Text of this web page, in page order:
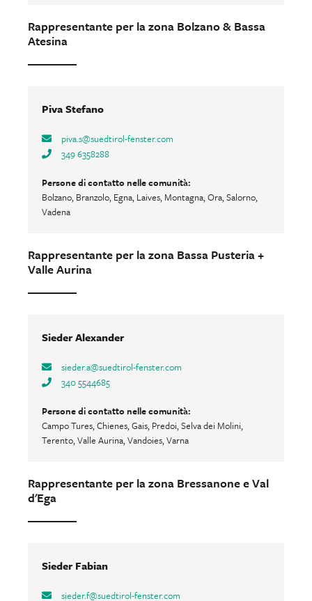
Rappresentante per la zona Bolzano & Bassa
Atesina
Piva Stefano
piva.s@suedtirol-fenster.com
349 6358288
Persone di contatto nelle comunità:
Bolzano, Branzolo, Egna, Laives, Montagna, Ora, Salorno,
Vadena
Rappresentante per la zona Bassa Pusteria +
Valle Aurina
Sieder Alexander
sieder.a@suedtirol-fenster.com
340 5544685
Persone di contatto nelle comunità:
Campo Tures, Chienes, Gais, Predoi, Selva dei Molini,
Terento, Valle Aurina, Vandoies, Varna
Rappresentante per la zona Bressanone e Val
d'Ega
Sieder Fabian
sieder.f@suedtirol-fenster.com